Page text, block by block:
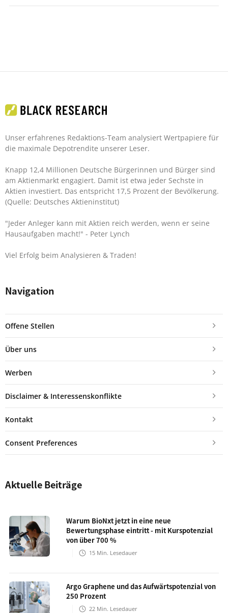
Unser erfahrenes Redaktions-Team analysiert Wertpapiere für
die maximale Depotrendite unserer Leser.
Knapp 12,4 Millionen Deutsche Bürgerinnen und Bürger sind
am Aktienmarkt engagiert. Damit ist etwa jeder Sechste in
Aktien investiert. Das entspricht 17,5 Prozent der Bevölkerung.
(Quelle: Deutsches Aktieninstitut)
"Jeder Anleger kann mit Aktien reich werden, wenn er seine
Hausaufgaben macht!" - Peter Lynch
Viel Erfolg beim Analysieren & Traden!
Navigation
Offene Stellen
Über uns
Werben
Disclaimer & Interessenskonflikte
Kontakt
Consent Preferences
Aktuelle Beiträge
Warum BioNxt jetzt in eine neue
Bewertungsphase eintritt - mit Kurspotenzial
von über 700 %
15 Min. Lesedauer
Argo Graphene und das Aufwärtspotenzial von
250 Prozent
22 Min. Lesedauer